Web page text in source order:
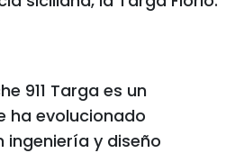
911 Targa es un
ha evolucionado
y diseño